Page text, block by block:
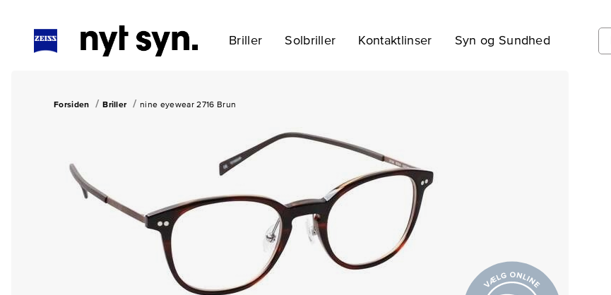
Briller Solbriller Kontaktlinser Syn og Sundhed
Forsiden Briller nine eyewear 2716 Brun